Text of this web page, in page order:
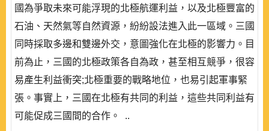
國為爭取未來可能浮現的北極航運利益，以及北極豐富的
石油、天然氣等自然資源，紛紛設法進入此一區域。三國
同時採取多邊和雙邊外交，意圖強化在北極的影響力。目
前為止，三國的北極政策各自為政，甚至相互競爭，很容
易產生利益衝突;北極重要的戰略地位，也易引起軍事緊
張。事實上，三國在北極有共同的利益，這些共同利益有
可能促成三國間的合作。 ..